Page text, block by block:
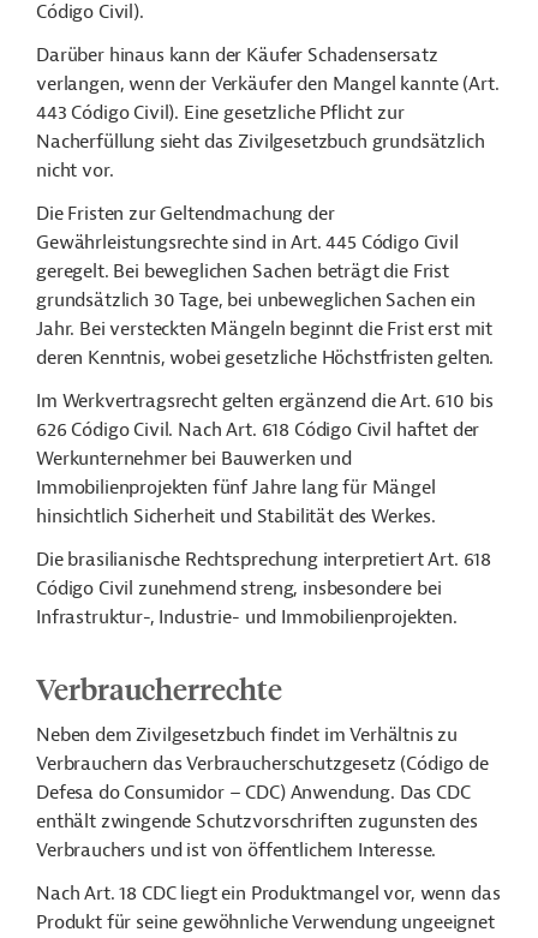
Código Civil).
Darüber hinaus kann der Käufer Schadensersatz
verlangen, wenn der Verkäufer den Mangel kannte (Art.
443 Código Civil). Eine gesetzliche Pflicht zur
Nacherfüllung sieht das Zivilgesetzbuch grundsätzlich
nicht vor.
Die Fristen zur Geltendmachung der
Gewährleistungsrechte sind in Art. 445 Código Civil
geregelt. Bei beweglichen Sachen beträgt die Frist
grundsätzlich 30 Tage, bei unbeweglichen Sachen ein
Jahr. Bei versteckten Mängeln beginnt die Frist erst mit
deren Kenntnis, wobei gesetzliche Höchstfristen gelten.
Im Werkvertragsrecht gelten ergänzend die Art. 610 bis
626 Código Civil. Nach Art. 618 Código Civil haftet der
Werkunternehmer bei Bauwerken und
Immobilienprojekten fünf Jahre lang für Mängel
hinsichtlich Sicherheit und Stabilität des Werkes.
Die brasilianische Rechtsprechung interpretiert Art. 618
Código Civil zunehmend streng, insbesondere bei
Infrastruktur-, Industrie- und Immobilienprojekten.
Verbraucherrechte
Neben dem Zivilgesetzbuch findet im Verhältnis zu
Verbrauchern das Verbraucherschutzgesetz (Código de
Defesa do Consumidor – CDC) Anwendung. Das CDC
enthält zwingende Schutzvorschriften zugunsten des
Verbrauchers und ist von öffentlichem Interesse.
Nach Art. 18 CDC liegt ein Produktmangel vor, wenn das
Produkt für seine gewöhnliche Verwendung ungeeignet